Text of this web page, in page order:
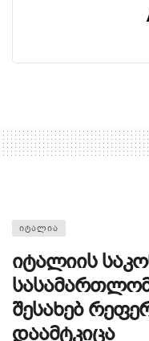
ᲘᲢᲐᲚᲘᲐ
იტალიის
შესახებ
დაამტკიცა